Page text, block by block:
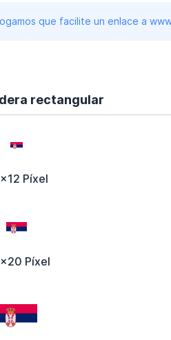
que facilite un enlace a
rectangular
Píxel
Píxel